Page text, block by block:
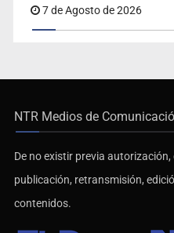
7 de Agosto de 2026
NTR Medios de
De no existir previa
publicación, retransmisión,
contenidos.